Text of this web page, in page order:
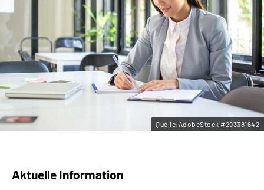
Leichte Sprache
Gebärdensprache
Quelle:AdobeStock #293381642
Aktuelle Information